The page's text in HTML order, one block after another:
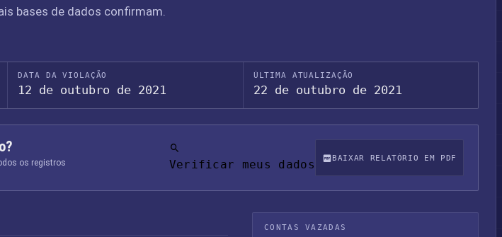
bases de dados confirmam.
DATA DA VIOLAÇÃO
12 de outubro de 2021
ÚLTIMA ATUALIZAÇÃO
22 de outubro de 2021
os registros
Verificar meus dados BAIXAR RELATÓRIO EM PDF
CONTAS VAZADAS